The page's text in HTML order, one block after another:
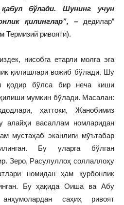
бўлади. Шунинг учун
қилинглар”, – дедилар”
ривояти).
нисобга етарли молга эга
қилишлари вожиб бўлади. Шу
қодир бўлса бир неча киши
мумкин бўлади. Масалан:
ҳаттоки, Жанобимиз
алайҳи васаллам номларидан
мустаҳаб эканлиги мўътабар
Бу уларга бўлган
Зеро, Расулуллоҳ соллаллоҳу
номидан ҳам қурбонлик
Бу ҳақида Оиша ва Абу
саҳиҳ ривоят